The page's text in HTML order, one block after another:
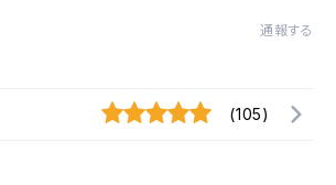
通報する
(105)